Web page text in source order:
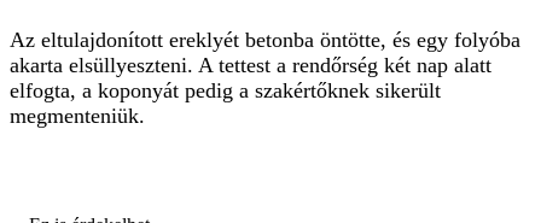
Az eltulajdonított ereklyét betonba öntötte, és egy folyóba
akarta elsüllyeszteni. A tettest a rendőrség két nap alatt
elfogta, a koponyát pedig a szakértőknek sikerült
megmenteniük.